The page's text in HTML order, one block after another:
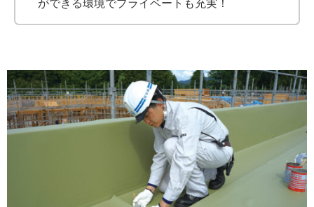
ができる環境でプライベートも充実！